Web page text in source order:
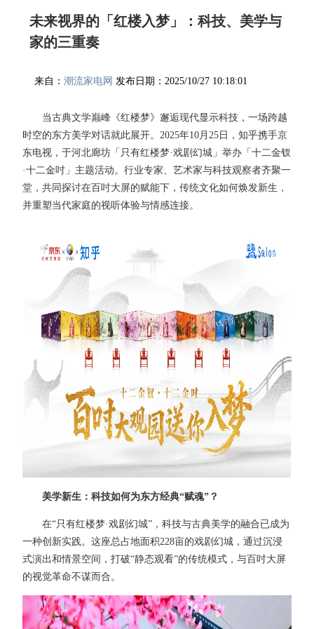
未来视界的「红楼入梦」：科技、美学与
家的三重奏
来自：潮流家电网 发布日期：2025/10/27 10:18:01
当古典文学巅峰《红楼梦》邂逅现代显示科技，一场跨越
时空的东方美学对话就此展开。2025年10月25日，知乎携手京
东电视，于河北廊坊「只有红楼梦·戏剧幻城」举办「十二金钗
·十二金吋」主题活动。行业专家、艺术家与科技观察者齐聚一
堂，共同探讨在百吋大屏的赋能下，传统文化如何焕发新生，
并重塑当代家庭的视听体验与情感连接。
美学新生：科技如何为东方经典“赋魂”？
在“只有红楼梦·戏剧幻城”，科技与古典美学的融合已成为
一种创新实践。这座总占地面积228亩的戏剧幻城，通过沉浸
式演出和情景空间，打破“静态观看”的传统模式，与百吋大屏
的视觉革命不谋而合。